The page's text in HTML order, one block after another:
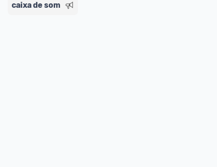
caixa de som